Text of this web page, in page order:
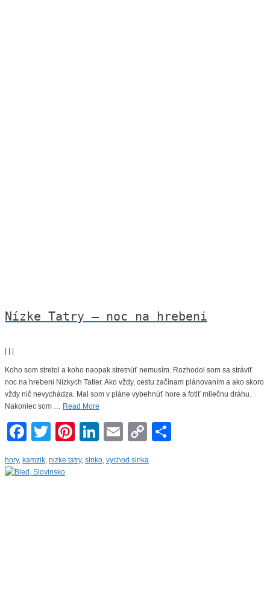
Nízke Tatry – noc na hrebeni
Koho som stretol a koho naopak stretnúť nemusím. Rozhodol som sa stráviť
noc na hrebeni Nízkych Tatier. Ako vždy, cestu začínam plánovaním a ako skoro
vždy nič nevychádza. Mal som v pláne vybehnúť hore a fotiť mliečnu dráhu.
Nakoniec som … Read More
Facebook
TwitterPinterest
LinkedIn
EmailCopy
hory, kamzik, nizke tatry, slnko, vychod slnka